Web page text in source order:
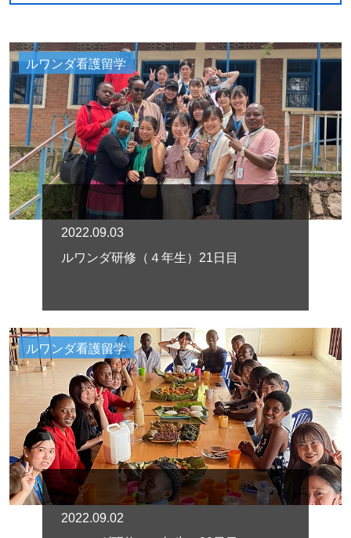
ルワンダ看護留学
2022.09.03
ルワンダ研修（４年生）21日目
ルワンダ看護留学
2022.09.02